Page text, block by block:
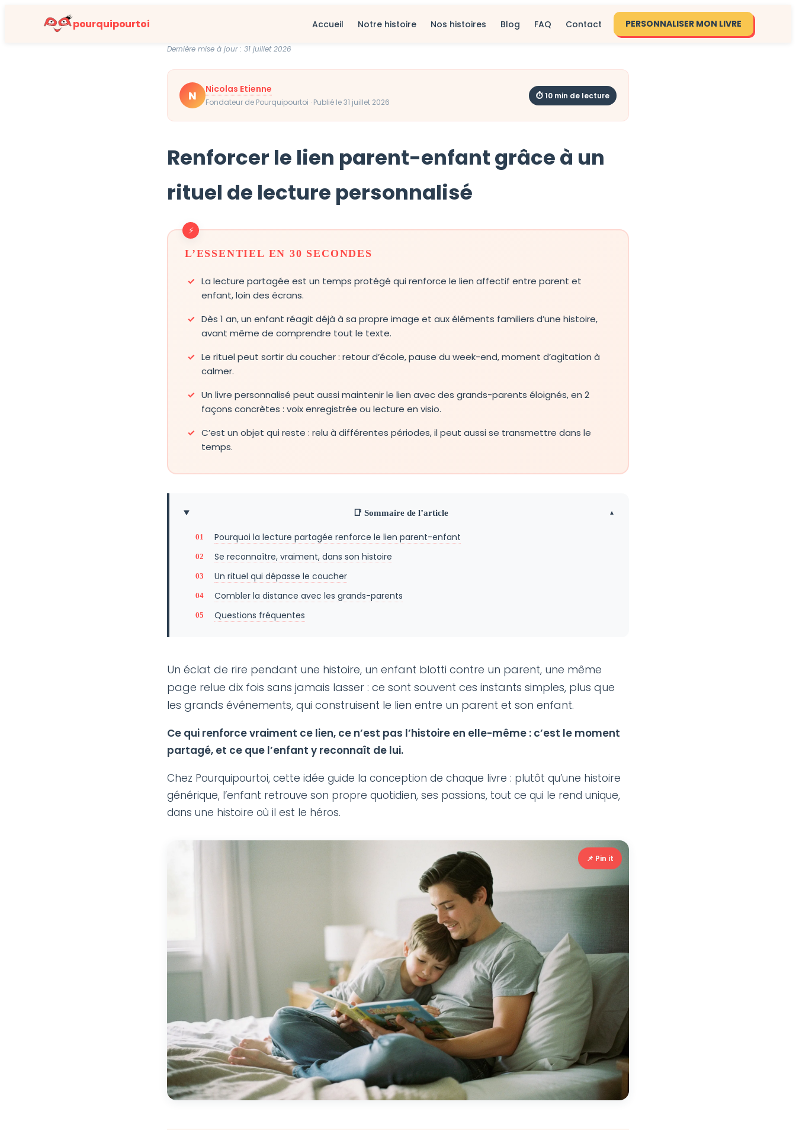
pourquipourtoi Accueil Notre histoire Nos histoires Blog FAQ Contact PERSONNALISER MON LIVRE
Dernière mise à jour : 31 juillet 2026
N Nicolas Etienne
Fondateur de Pourquipourtoi · Publié le 31 juillet 2026
⏱ 10 min de lecture
Renforcer le lien parent-enfant grâce à un
rituel de lecture personnalisé
L’ESSENTIEL EN 30 SECONDES
La lecture partagée est un temps protégé qui renforce le lien affectif entre parent et
enfant, loin des écrans.
Dès 1 an, un enfant réagit déjà à sa propre image et aux éléments familiers d’une histoire,
avant même de comprendre tout le texte.
Le rituel peut sortir du coucher : retour d’école, pause du week-end, moment d’agitation à
calmer.
Un livre personnalisé peut aussi maintenir le lien avec des grands-parents éloignés, en 2
façons concrètes : voix enregistrée ou lecture en visio.
C’est un objet qui reste : relu à différentes périodes, il peut aussi se transmettre dans le
temps.
📑 Sommaire de l’article
Pourquoi la lecture partagée renforce le lien parent-enfant
Se reconnaître, vraiment, dans son histoire
Un rituel qui dépasse le coucher
Combler la distance avec les grands-parents
Questions fréquentes
Un éclat de rire pendant une histoire, un enfant blotti contre un parent, une même
page relue dix fois sans jamais lasser : ce sont souvent ces instants simples, plus que
les grands événements, qui construisent le lien entre un parent et son enfant.
Ce qui renforce vraiment ce lien, ce n’est pas l’histoire en elle-même : c’est le moment
partagé, et ce que l’enfant y reconnaît de lui.
Chez Pourquipourtoi, cette idée guide la conception de chaque livre : plutôt qu’une histoire
générique, l’enfant retrouve son propre quotidien, ses passions, tout ce qui le rend unique,
dans une histoire où il est le héros.
📌 Pin it